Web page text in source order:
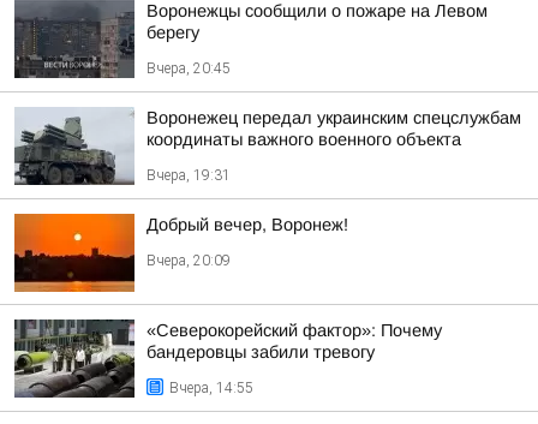
Воронежцы сообщили о пожаре на Левом
берегу
Вчера, 20:45
Воронежец передал украинским спецслужбам
координаты важного военного объекта
Вчера, 19:31
Добрый вечер, Воронеж!
Вчера, 20:09
«Северокорейский фактор»: Почему
бандеровцы забили тревогу
Вчера, 14:55